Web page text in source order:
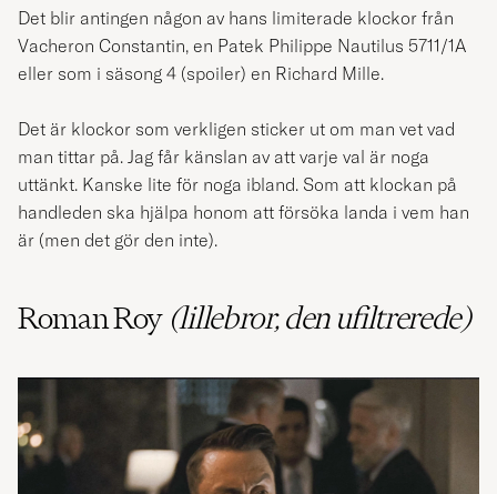
Det blir antingen någon av hans limiterade klockor från
Vacheron Constantin, en Patek Philippe Nautilus 5711/1A
eller som i säsong 4 (spoiler) en Richard Mille.
Det är klockor som verkligen sticker ut om man vet vad
man tittar på. Jag får känslan av att varje val är noga
uttänkt. Kanske lite för noga ibland. Som att klockan på
handleden ska hjälpa honom att försöka landa i vem han
är (men det gör den inte).
Roman Roy (lillebror, den ufiltrerede)